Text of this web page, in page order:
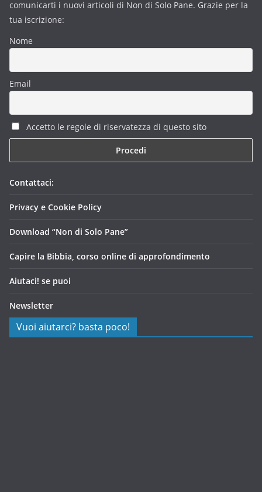
comunicarti i nuovi articoli di Non di Solo Pane. Grazie per la
tua iscrizione:
Nome
Email
Accetto le regole di riservatezza di questo sito
Contattaci:
Privacy e Cookie Policy
Download “Non di Solo Pane”
Capire la Bibbia, corso online di approfondimento
Aiutaci! se puoi
Newsletter
Vuoi aiutarci? basta poco!